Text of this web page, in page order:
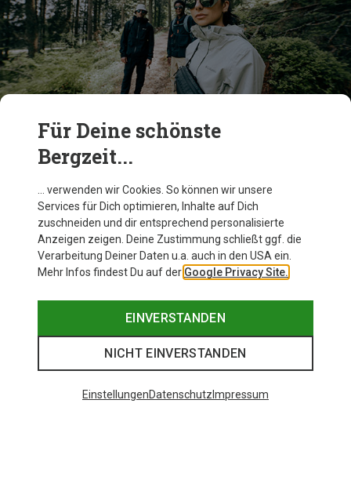
Die neue Legacy Sonnenbrille
JETZT ENTDECKEN
Für Deine schönste
Bergzeit...
… verwenden wir Cookies. So können wir unsere
Services für Dich optimieren, Inhalte auf Dich
zuschneiden und dir entsprechend personalisierte
Anzeigen zeigen. Deine Zustimmung schließt ggf. die
Verarbeitung Deiner Daten u.a. auch in den USA ein.
Mehr Infos findest Du auf der Google Privacy Site.
EINVERSTANDEN
NICHT EINVERSTANDEN
EinstellungenDatenschutz Impressum